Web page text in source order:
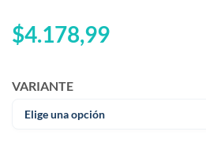
$4.178,99
VARIANTE